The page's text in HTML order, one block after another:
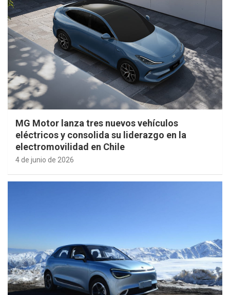
MG Motor lanza tres nuevos vehículos
eléctricos y consolida su liderazgo en la
electromovilidad en Chile
4 de junio de 2026